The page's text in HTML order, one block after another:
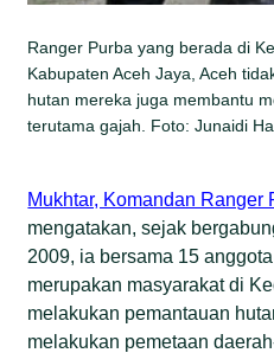
Ranger Purba yang berada di
Kabupaten Aceh Jaya, Aceh
hutan mereka juga membantu
terutama gajah. Foto: Junaidi
Mukhtar, Komandan Ranger
mengatakan, sejak
2009, ia bersama 15
merupakan masyarakat di
melakukan pemantauan
melakukan pemetaan